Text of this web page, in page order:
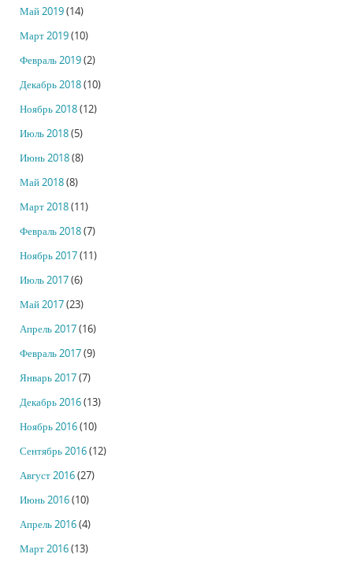
Май 2019(14)
Март 2019(10)
Февраль 2019(2)
Декабрь 2018(10)
Ноябрь 2018(12)
Июль 2018(5)
Июнь 2018(8)
Май 2018(8)
Март 2018(11)
Февраль 2018(7)
Ноябрь 2017(11)
Июль 2017(6)
Май 2017(23)
Апрель 2017(16)
Февраль 2017(9)
Январь 2017(7)
Декабрь 2016(13)
Ноябрь 2016(10)
Сентябрь 2016(12)
Август 2016(27)
Июнь 2016(10)
Апрель 2016(4)
Март 2016(13)